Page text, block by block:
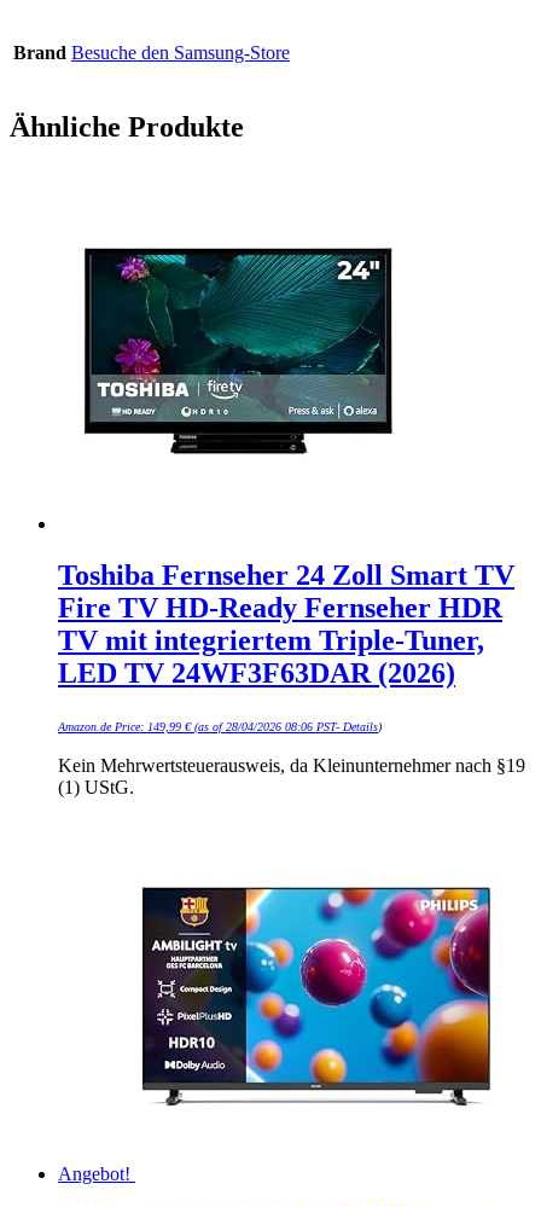
Brand Besuche den Samsung-Store
Ähnliche Produkte
Toshiba Fernseher 24 Zoll Smart TV
Fire TV HD-Ready Fernseher HDR
TV mit integriertem Triple-Tuner,
LED TV 24WF3F63DAR (2026)
Amazon.de Price: 149,99 €(as of 28/04/2026 08:06 PST- Details)
Kein Mehrwertsteuerausweis, da Kleinunternehmer nach §19
(1) UStG.
Angebot!